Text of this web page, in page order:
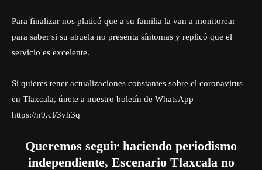
Para finalizar nos platicó que a su familia la van a monitorear
para saber si su abuela no presenta síntomas y replicó que el
servicio es excelente.
Si quieres tener actualizaciones constantes sobre el coronavirus
en Tlaxcala, únete a nuestro boletín de WhatsApp
https://n9.cl/3vh3q
Queremos seguir haciendo periodismo
independiente, Escenario Tlaxcala no